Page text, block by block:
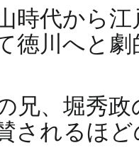
時代から
徳川へと
兄、堀秀
されるほ